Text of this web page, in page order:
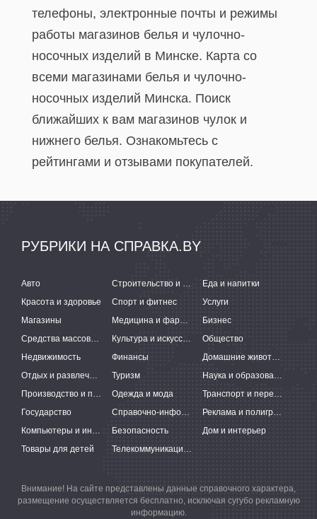
телефоны, электронные почты и режимы
работы магазинов белья и чулочно-
носочных изделий в Минске. Карта со
всеми магазинами белья и чулочно-
носочных изделий Минска. Поиск
ближайших к вам магазинов чулок и
нижнего белья. Ознакомьтесь с
рейтингами и отзывами покупателей.
РУБРИКИ НА СПРАВКА.BY
Авто Строительство и ремонт
Еда и напитки
Красота и здоровье
Спорт и фитнес
Услуги
Магазины
Медицина и фармацевтика
Бизнес
Средства массовой информации
Культура и искусство
Общество
Недвижимость
Финансы
Домашние животные
Отдых и развлечения
Туризм
Наука и образование
Производство и поставки
Одежда и мода
Транспорт и перевозки
Государство
Справочно-информационные системы
Реклама и полиграфия
Компьютеры и интернет
Безопасность
Дом и интерьер
Товары для детей
Телекоммуникации и связь
Внимание! На сайте представлены данные справочного характера,
размещение осуществляется бесплатно, исключая сугубо рекламную
информацию.